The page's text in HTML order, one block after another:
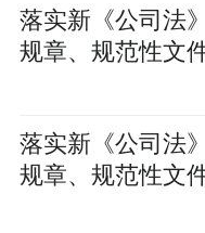
落实新《公司法
规章、规范性文
落实新《公司法
规章、规范性文